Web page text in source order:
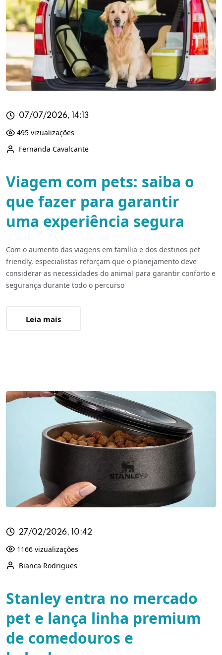
07/07/2026, 14:13
495 vizualizações
Fernanda Cavalcante
Viagem com pets: saiba o
que fazer para garantir
uma experiência segura
Com o aumento das viagens em família e dos destinos pet
friendly, especialistas reforçam que o planejamento deve
considerar as necessidades do animal para garantir conforto e
segurança durante todo o percurso
Leia mais
27/02/2026, 10:42
1166 vizualizações
Bianca Rodrigues
Stanley entra no mercado
pet e lança linha premium
de comedouros e